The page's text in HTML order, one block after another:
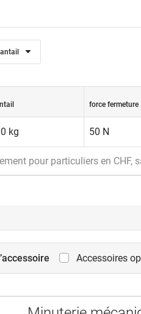
force fermeture
kg 50 N
pour particuliers en CHF,
Accessoires